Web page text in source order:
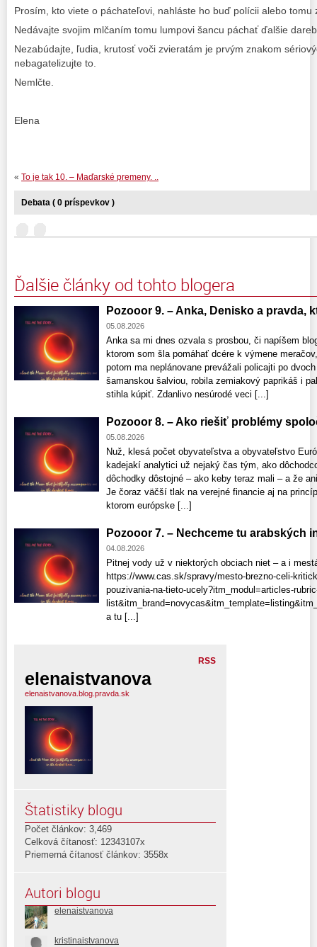
Prosím, kto viete o páchateľovi, nahláste ho buď polícii alebo tomu
Nedávajte svojim mlčaním tomu lumpovi šancu páchať ďalšie
Nezabúdajte, ľudia, krutosť voči zvieratám je prvým znakom
nebagatelizujte to.
Nemlčte.
Elena
« To je tak 10. – Maďarské premeny. ..
Debata ( 0 príspevkov )
Ďalšie články od tohto blogera
Pozooor 9. – Anka, Denisko a pravda,
05.08.2026
Anka sa mi dnes ozvala s prosbou, či napíšem
ktorom som šla pomáhať dcére k výmene
potom ma neplánovane prevážali policajti po
šamanskou šalviou, robila zemiakový paprikáš i
stihla kúpiť. Zdanlivo nesúrodé veci [...]
Pozooor 8. – Ako riešiť problémy
05.08.2026
Nuž, klesá počet obyvateľstva a obyvateľstvo
kadejakí analytici už nejaký čas tým, ako
dôchodky dôstojné – ako keby teraz mali – a že
Je čoraz väčší tlak na verejné financie aj na
ktorom európske [...]
Pozooor 7. – Nechceme tu arabských
04.08.2026
Pitnej vody už v niektorých obciach niet – a i
https://www.cas.sk/spravy/mesto-brezno-celi-
pouzivania-na-tieto-ucely?itm_modul=articles-
a tu [...]
RSS
elenaistvanova
elenaistvanova.blog.pravda.sk
Štatistiky blogu
Počet článkov: 3,469
Celková čítanosť: 12343107x
Priemerná čítanosť článkov: 3558x
Autori blogu
elenaistvanova
kristinaistvanova